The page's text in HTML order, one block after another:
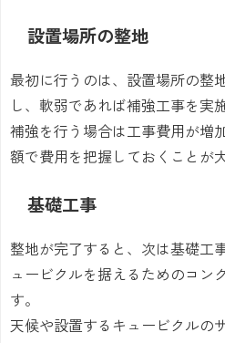
設置場所の整地
最初に行うのは、設置場所の整
し、軟弱であれば補強工事を実
補強を行う場合は工事費用が増
額で費用を把握しておくことが
基礎工事
整地が完了すると、次は基礎工
ュービクルを据えるためのコン
す。
天候や設置するキュービクルの